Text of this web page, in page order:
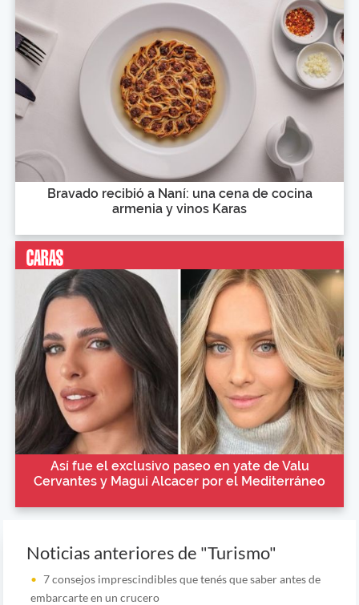
Bravado recibió a Naní: una cena de cocina
armenia y vinos Karas
Así fue el exclusivo paseo en yate de Valu
Cervantes y Magui Alcacer por el Mediterráneo
Noticias anteriores de "Turismo"
7 consejos imprescindibles que tenés que saber antes de
embarcarte en un crucero